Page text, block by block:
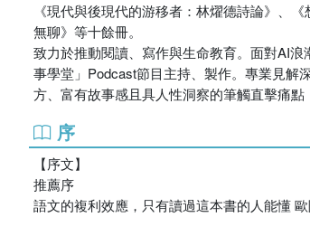
《現代與後現代的游移者：林燿德詩論》、
無聊》等十餘冊。
致力於推動閱讀、寫作與生命教育。面對AI
事學堂」Podcast節目主持、製作。專業見解
方、富有故事感且具人性洞察的筆觸直擊痛
序
【序文】
推薦序
語文的複利效應，只有讀過這本書的人能懂